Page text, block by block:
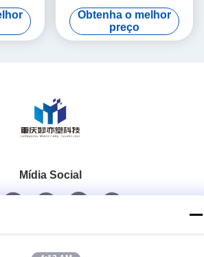
de 1
a 12
Radius 360° Target Tracking
and High-speed Gimbal for
Detection Equipment
Obtenha o melhor
preço
Mídia Social
Contato Rápido